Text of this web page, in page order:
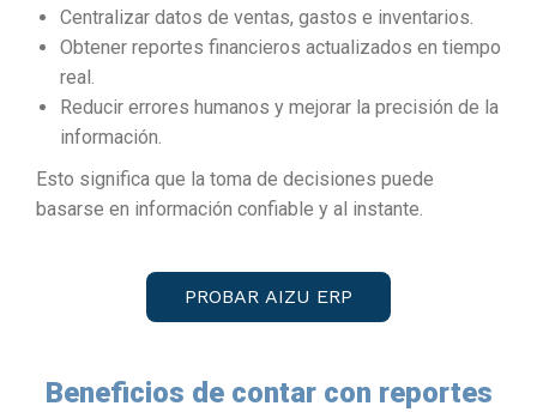
Centralizar datos de ventas, gastos e inventarios.
Obtener reportes financieros actualizados en tiempo
real.
Reducir errores humanos y mejorar la precisión de la
información.
Esto significa que la toma de decisiones puede
basarse en información confiable y al instante.
PROBAR AIZU ERP
Beneficios de contar con reportes